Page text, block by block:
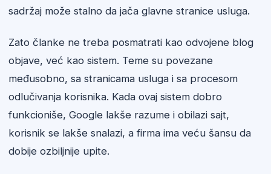
sadržaj može stalno da jača glavne stranice usluga.
Zato članke ne treba posmatrati kao odvojene blog
objave, već kao sistem. Teme su povezane
međusobno, sa stranicama usluga i sa procesom
odlučivanja korisnika. Kada ovaj sistem dobro
funkcioniše, Google lakše razume i obilazi sajt,
korisnik se lakše snalazi, a firma ima veću šansu da
dobije ozbiljnije upite.